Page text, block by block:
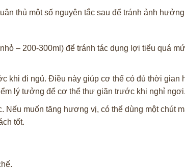
thủ một số nguyên tắc sau để tránh ảnh
– 200-300ml) để tránh tác dụng lợi tiểu quá
khi đi ngủ. Điều này giúp cơ thể có đủ thời gian
lý tưởng để cơ thể thư giãn trước khi nghỉ ngơi.
Nếu muốn tăng hương vị, có thể dùng một chút
tốt.